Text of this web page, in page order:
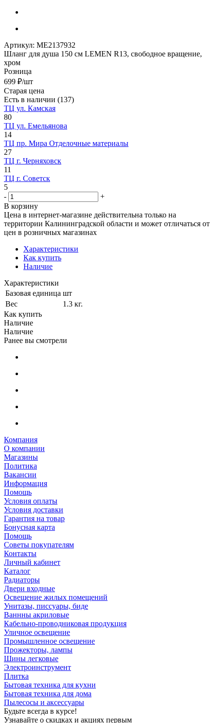
Артикул: МЕ2137932
Шланг для душа 150 см LEMEN R13, свободное вращение,
хром
Розница
699 ₽/шт
Старая цена
Есть в наличии (137)
ТЦ ул. Камская
80
ТЦ ул. Емельянова
14
ТЦ пр. Мира Отделочные материалы
27
ТЦ г. Черняховск
11
ТЦ г. Советск
5
-
+
В корзину
Цена в интернет-магазине действительна только на
территории Калининградской области и может отличаться от
цен в розничных магазинах
Характеристики
Как купить
Наличие
Характеристики
Базовая единица шт
Вес
1.3 кг.
Как купить
Наличие
Наличие
Ранее вы смотрели
Компания
О компании
Магазины
Политика
Вакансии
Информация
Помощь
Условия оплаты
Условия доставки
Гарантия на товар
Бонусная карта
Помощь
Советы покупателям
Контакты
Личный кабинет
Каталог
Радиаторы
Двери входные
Освещение жилых помещений
Унитазы, писсуары, биде
Ваннны акриловые
Кабельно-проводниковая продукция
Уличное освещение
Промышленное освещение
Прожекторы, лампы
Шины легковые
Электроинструмент
Плитка
Бытовая техника для кухни
Бытовая техника для дома
Пылесосы и аксессуары
Будьте всегда в курсе!
Узнавайте о скидках и акциях первым